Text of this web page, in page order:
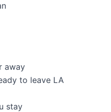
away
to leave LA
stay